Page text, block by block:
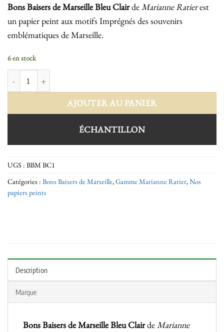
Bons Baisers de Marseille Bleu Clairde Marianne Ratierest
un papier peint aux motifs Imprégnés des souvenirs
emblématiques de Marseille.
6 en stock
AJOUTER AU PANIER
ÉCHANTILLON
UGS : BBM BC1
Catégories : Bons Baisers de Marseille,Gamme Marianne Ratier,Nos
papiers peints
Description
Marque
Bons Baisers de Marseille Bleu Clairde Marianne